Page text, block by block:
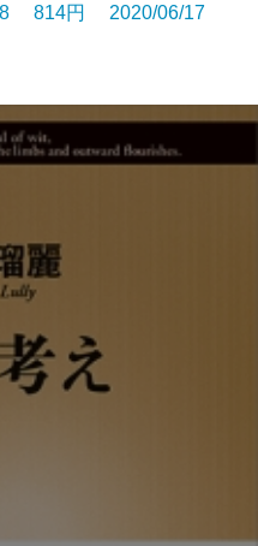
8 814円 2020/06/17